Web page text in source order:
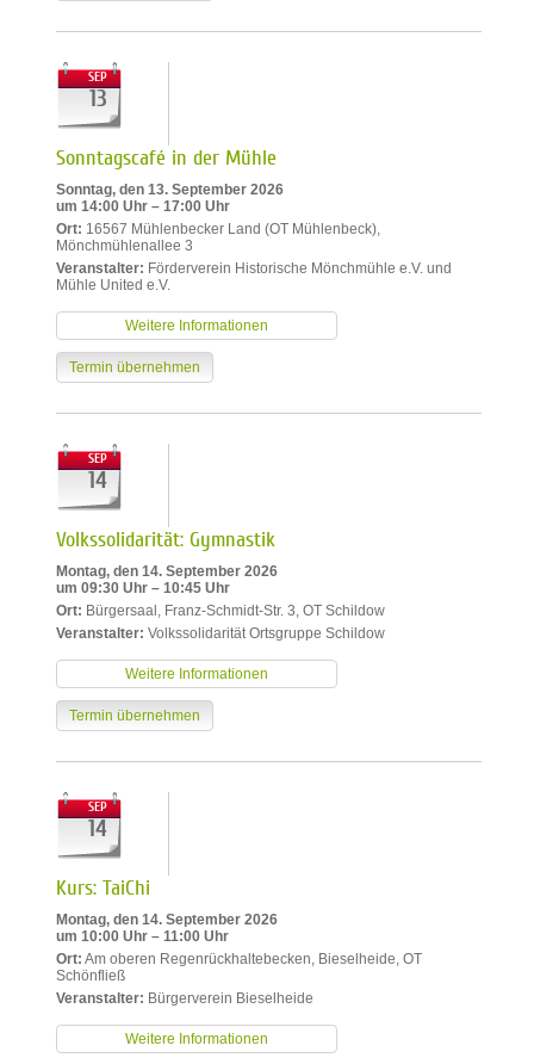
SEP
13
Sonntagscafé in der Mühle
Sonntag, den 13. September 2026
um 14:00 Uhr – 17:00 Uhr
Ort: 16567 Mühlenbecker Land (OT Mühlenbeck),
Mönchmühlenallee 3
Veranstalter: Förderverein Historische Mönchmühle e.V. und
Mühle United e.V.
Weitere Informationen
Termin übernehmen
SEP
14
Volkssolidarität: Gymnastik
Montag, den 14. September 2026
um 09:30 Uhr – 10:45 Uhr
Ort: Bürgersaal, Franz-Schmidt-Str. 3, OT Schildow
Veranstalter: Volkssolidarität Ortsgruppe Schildow
Weitere Informationen
Termin übernehmen
SEP
14
Kurs: TaiChi
Montag, den 14. September 2026
um 10:00 Uhr – 11:00 Uhr
Ort: Am oberen Regenrückhaltebecken, Bieselheide, OT
Schönfließ
Veranstalter: Bürgerverein Bieselheide
Weitere Informationen